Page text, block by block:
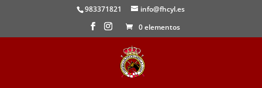
983371821
info@fhcyl.es
0 elementos